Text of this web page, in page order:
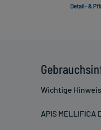
Wichtige
APIS MELLIFICA
Detail- &